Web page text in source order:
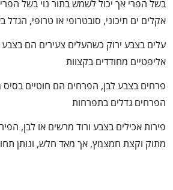
בשל הפרי אך יכול לשמש בתור נוי בשל
אקלים ים תיכוני, סובטרופי או טרופי, הגדל
עלים בצבע ירוק כשהעלים צעירים הם
אליפטיים מחודדים בקצוות
פרחים בצבע לבן, הפרחים הם חוטיים בסיס
הפרחים גדלים בתפרחות
פירות אכילים בצבע ורוד מרשים או לבן,
מתוק וקצת חמצמץ, אך מאד חלש, ונותן